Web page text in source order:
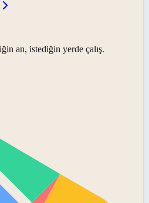
an, istediğin yerde çalış.